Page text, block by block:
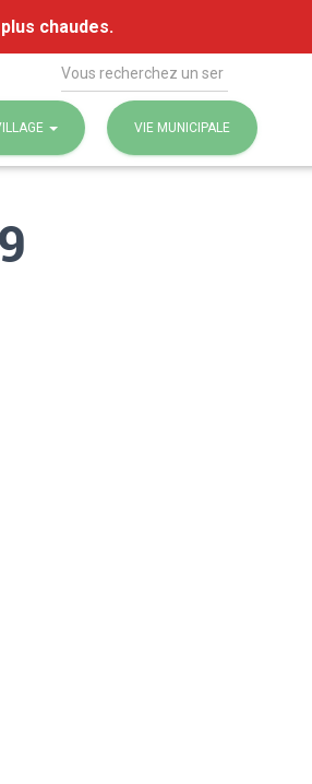
chaudes.
Rechercher
VIE MUNICIPALE